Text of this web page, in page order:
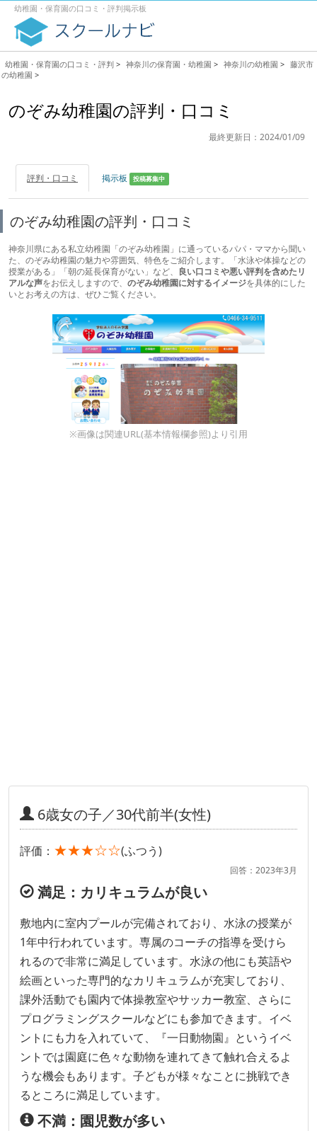
幼稚園・保育園の口コミ・評判掲示板
幼稚園・保育園の口コミ・評判 > 神奈川の保育園・幼稚園 > 神奈川の幼稚園 > 藤沢市
の幼稚園 >
のぞみ幼稚園の評判・口コミ
最終更新日：2024/01/09
評判・口コミ 掲示板 投稿募集中
のぞみ幼稚園の評判・口コミ
神奈川県にある私立幼稚園「のぞみ幼稚園」に通っているパパ・ママから聞い
た、のぞみ幼稚園の魅力や雰囲気、特色をご紹介します。「水泳や体操などの
授業がある」「朝の延長保育がない」など、
良い口コミや悪い評判を含めたリ
アルな声をお伝えしますので、 のぞみ幼稚園に対するイメージを具体的にした
いとお考えの方は、ぜひご覧ください。
※画像は関連URL(基本情報欄参照)より引用
6歳女の子／30代前半(女性)
評価： ★★★☆☆(ふつう)
回答：2023年3月
満足：カリキュラムが良い
敷地内に室内プールが完備されており、水泳の授業が
1年中行われています。専属のコーチの指導を受けら
れるので非常に満足しています。水泳の他にも英語や
絵画といった専門的なカリキュラムが充実しており、
課外活動でも園内で体操教室やサッカー教室、さらに
プログラミングスクールなどにも参加できます。イベ
ントにも力を入れていて、『一日動物園』というイベ
ントでは園庭に色々な動物を連れてきて触れ合えるよ
うな機会もあります。子どもが様々なことに挑戦でき
るところに満足しています。
不満：園児数が多い